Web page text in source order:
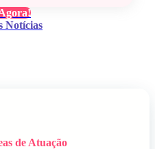
Notícias
de Atuação